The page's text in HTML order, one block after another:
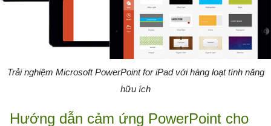
Trải nghiệm Microsoft PowerPoint for iPad với hàng loạt tính năng
hữu ích
Hướng dẫn cảm ứng PowerPoint cho